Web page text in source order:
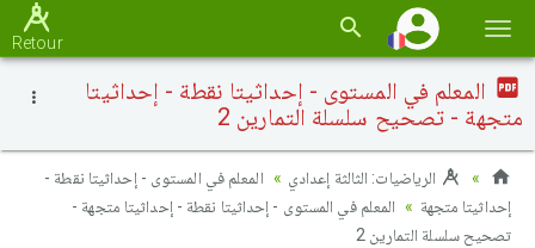
la
Retour
المعلم في المستوى - إحداثيتا نقطة - إحداثيتا
متجهة - تصحيح سلسلة التمارين 2
الرياضيات: الثالثة إعدادي
المعلم في المستوى - إحداثيتا نقطة -
إحداثيتا متجهة
المعلم في المستوى - إحداثيتا نقطة - إحداثيتا متجهة -
تصحيح سلسلة التمارين 2